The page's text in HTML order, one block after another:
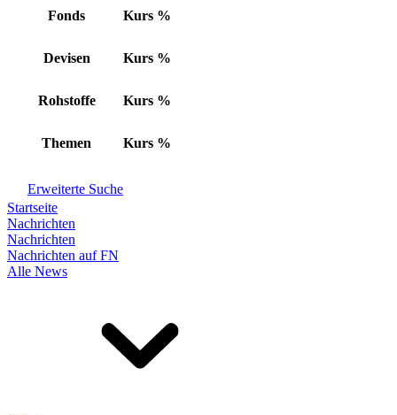
Fonds Kurs %
Devisen Kurs %
Rohstoffe Kurs %
Themen Kurs %
Erweiterte Suche
Startseite
Nachrichten
Nachrichten
Nachrichten auf FN
Alle News